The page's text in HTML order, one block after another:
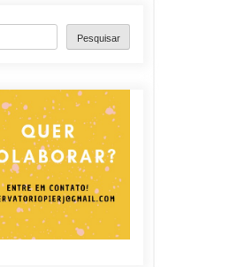
Pesquisar